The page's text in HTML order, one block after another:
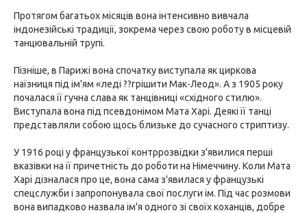
Протягом багатьох місяців вона інтенсивно вивчала
індонезійські традиції, зокрема через свою роботу в місцевій
танцювальній трупі.
Пізніше, в Парижі вона спочатку виступала як циркова
наїзниця під ім'ям «леді ??грішити Мак-Леод». А з 1905 року
почалася її гучна слава як танцівниці «східного стилю».
Виступала вона під псевдонімом Мата Харі. Деякі її танці
представляли собою щось близьке до сучасного стриптизу.
У 1916 році у французької контррозвідки з'явилися перші
вказівки на її причетність до роботи на Німеччину. Коли Мата
Харі дізналася про це, вона сама з'явилася у французькі
спецслужби і запропонувала свої послуги ім. Під час розмови
вона випадково назвала ім'я одного зі своїх коханців, добре